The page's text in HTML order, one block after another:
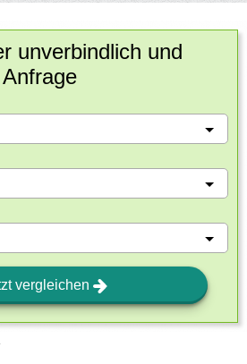
unverbindlich und
vergleichen